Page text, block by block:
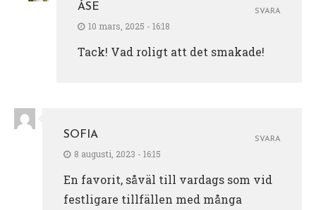
ÅSE
10 mars, 2025 - 16:18
Tack! Vad roligt att det smakade!
SVARA
SOFIA
8 augusti, 2023 - 16:15
En favorit, såväl till vardags som vid
festligare tillfällen med många
SVARA